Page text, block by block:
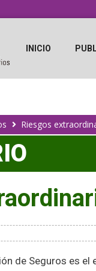
INICIO
Riesgos
de Seguros es